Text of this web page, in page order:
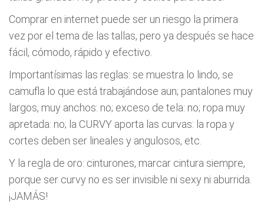
Comprar en internet puede ser un riesgo la primera
vez por el tema de las tallas, pero ya después se hace
fácil, cómodo, rápido y efectivo.
Importantísimas las reglas: se muestra lo lindo, se
camufla lo que está trabajándose aun; pantalones muy
largos, muy anchos: no; exceso de tela: no; ropa muy
apretada: no; la CURVY aporta las curvas: la ropa y
cortes deben ser lineales y angulosos, etc.
Y la regla de oro: cinturones, marcar cintura siempre,
porque ser curvy no es ser invisible ni sexy ni aburrida.
¡JAMÁS!